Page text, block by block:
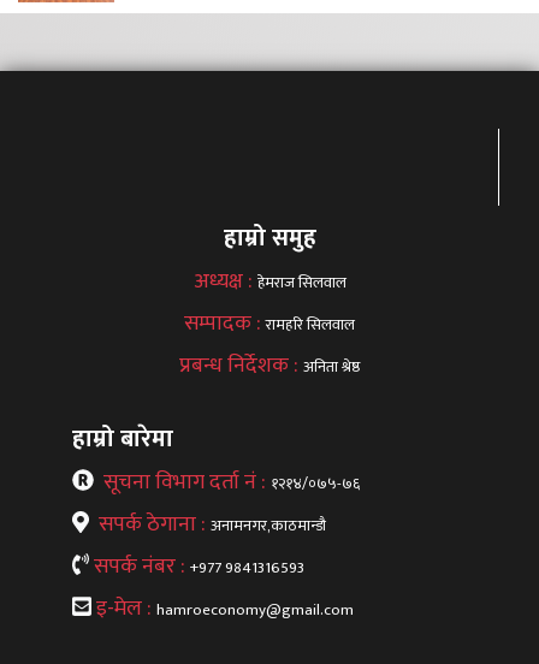
हाम्रो समुह
अध्यक्ष : हेमराज सिलवाल
सम्पादक :रामहरि सिलवाल
प्रबन्ध निर्देशक : अनिता श्रेष्ठ
हाम्रो बारेमा
सूचना विभाग दर्ता नं : १२१४/०७५-७६
सपर्क ठेगाना : अनामनगर,काठमान्डौ
सपर्क नंबर : +977 9841316593
इ-मेल : hamroeconomy@gmail.com